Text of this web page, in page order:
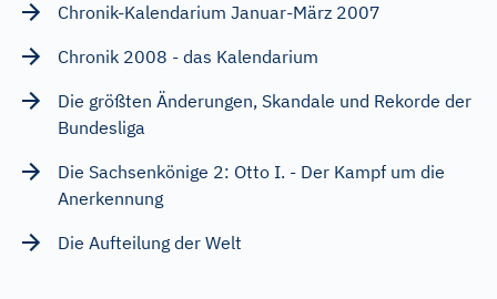
Chronik-Kalendarium Januar-März 2007
Chronik 2008 - das Kalendarium
Die größten Änderungen, Skandale und Rekorde der
Bundesliga
Die Sachsenkönige 2: Otto I. - Der Kampf um die
Anerkennung
Die Aufteilung der Welt